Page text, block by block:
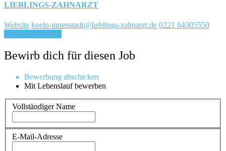
LIEBLINGS-ZAHNARZT
Website koeln-innenstadt@lieblings-zahnarzt.de 0221 64305550
Bewirb dich für diesen Job
Bewerbung abschicken
Mit Lebenslauf bewerben
Vollständiger Name
E-Mail-Adresse